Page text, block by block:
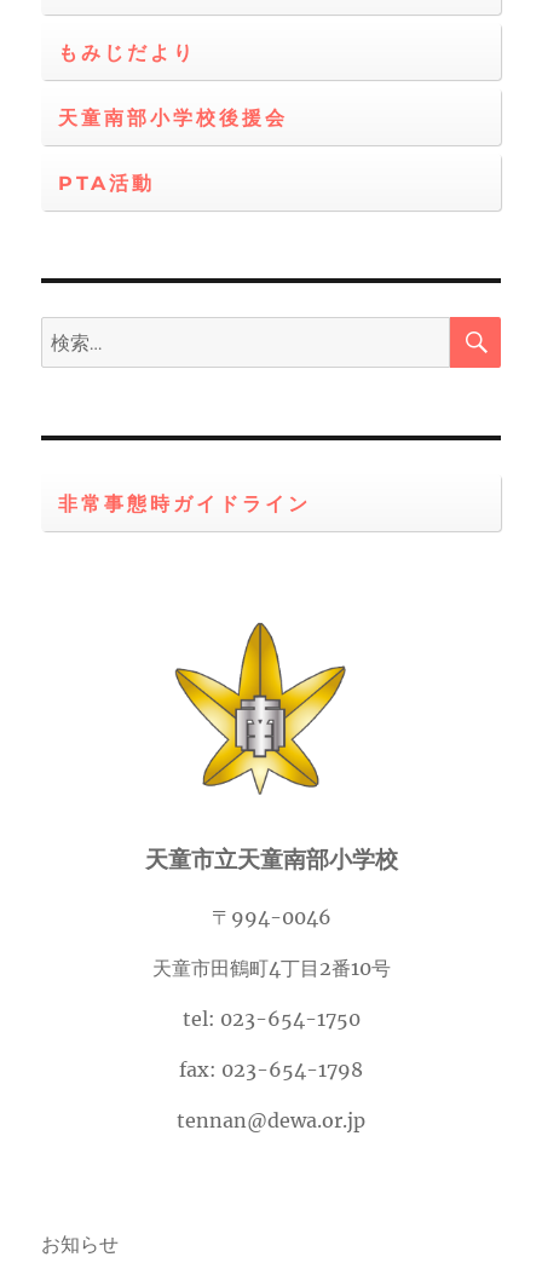
もみじだより
天童南部小学校後援会
PTA活動
検
索:
検
非常事態時ガイドライン
天童市立天童南部小学校
〒994-0046
天童市田鶴町4丁目2番10号
tel: 023-654-1750
fax: 023-654-1798
tennan@dewa.or.jp
お知らせ